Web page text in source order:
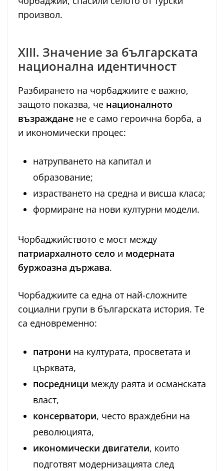
произвол.
XIII. Значение за българската
национална идентичност
Разбирането на чорбаджиите е важно,
защото показва, че националното
възраждане не е само героична борба, а
и икономически процес:
натрупването на капитал и
образование;
израстването на средна и висша класа;
формиране на нови културни модели.
Чорбаджийството е мост между
патриархалното село и модерната
буржоазна държава.
Чорбаджиите са една от най-сложните
социални групи в българската история. Те
са едновременно:
патрони на културата, просветата и
църквата,
посредници между раята и османската
власт,
консерватори, често враждебни на
революцията,
икономически двигатели, които
подготвят модернизацията след